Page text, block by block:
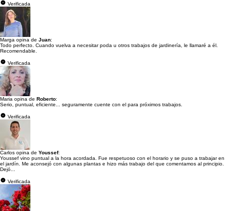
Verificada
Marga opina de Juan:
Todo perfecto. Cuando vuelva a necesitar poda u otros trabajos de jardinería, le llamaré a él.
Recomendable.
Verificada
Maria opina de Roberto:
Serio, puntual, eficiente... seguramente cuente con el para próximos trabajos.
Verificada
Carlos opina de Youssef:
Youssef vino puntual a la hora acordada. Fue respetuoso con el horario y se puso a trabajar en
el jardín. Me aconsejó con algunas plantas e hizo más trabajo del que comentamos al principio.
Dejó...
Verificada